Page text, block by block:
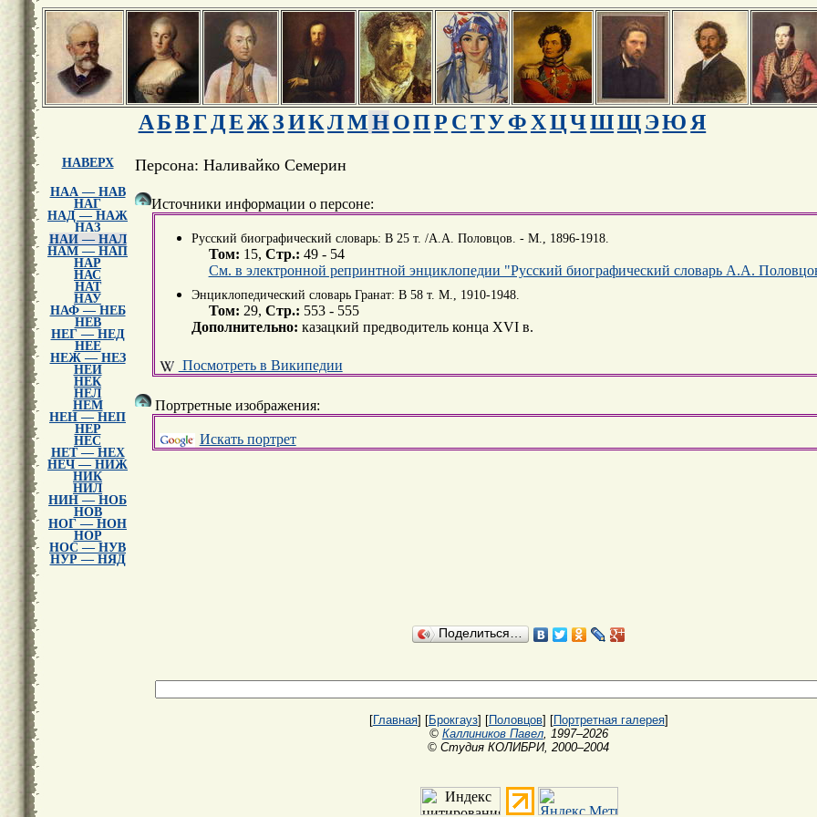
АБВГ ДЕ Ж ЗИКЛМН ОПР СТУФ ХЦЧШЩЭЮ Я
НАВЕРХ
НАА — НАВ
НАГ
НАД — НАЖ
НАЗ
НАИ — НАЛ
НАМ — НАП
НАР
НАС
НАТ
НАУ
НАФ — НЕБ
НЕВ
НЕГ — НЕД
НЕЕ
НЕЖ — НЕЗ
НЕИ
НЕК
НЕЛ
НЕМ
НЕН — НЕП
НЕР
НЕС
НЕТ — НЕХ
НЕЧ — НИЖ
НИК
НИЛ
НИН — НОБ
НОВ
НОГ — НОН
НОР
НОС — НУВ
НУР — НЯД
Персона: Наливайко Семерин
Источники информации о персоне:
Русский биографический словарь: В 25 т. /А.А. Половцов. - М., 1896-1918.
Том: 15, Стр.: 49 - 54
См. в электронной репринтной энциклопедии "Русский биографический словарь А.А.
Энциклопедический словарь Гранат: В 58 т. М., 1910-1948.
Том: 29, Стр.: 553 - 555
Дополнительно: казацкий предводитель конца XVI в.
Посмотреть в Википедии
Портретные изображения:
Искать портрет
Поделиться…
[Главная] [Брокгауз] [Половцов] [Портретная галерея]
© Каллиников Павел, 1997–2026
© Студия КОЛИБРИ, 2000–2004